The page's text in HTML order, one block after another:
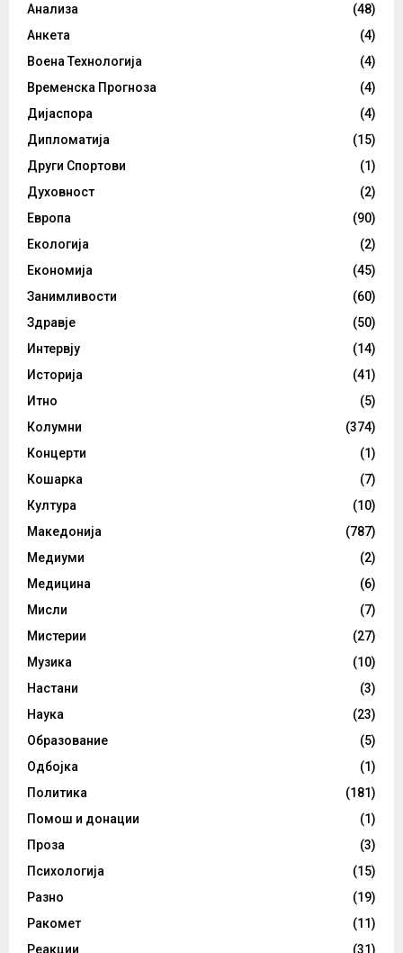
Анализа
(48)
Анкета
(4)
Воена Технологија
(4)
Временска Прогноза
(4)
Дијаспора
(4)
Дипломатија
(15)
Други Спортови
(1)
Духовност
(2)
Европа
(90)
Екологија
(2)
Економија
(45)
Занимливости
(60)
Здравје
(50)
Интервју
(14)
Историја
(41)
Итно
(5)
Колумни
(374)
Концерти
(1)
Кошарка
(7)
Култура
(10)
Македонија
(787)
Медиуми
(2)
Медицина
(6)
Мисли
(7)
Мистерии
(27)
Музика
(10)
Настани
(3)
Наука
(23)
Образование
(5)
Одбојка
(1)
Политика
(181)
Помош и донации
(1)
Проза
(3)
Психологија
(15)
Разно
(19)
Ракомет
(11)
Реакции
(31)